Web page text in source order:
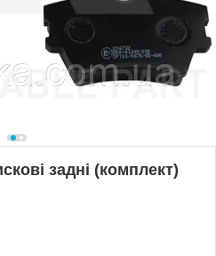
задні (комплект)